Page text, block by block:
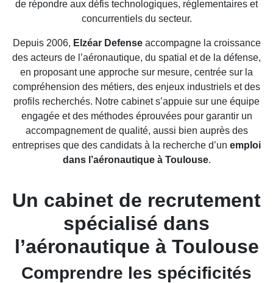
de répondre aux défis technologiques, réglementaires et
concurrentiels du secteur.
Depuis 2006, Elzéar Defenseaccompagne la croissance
des acteurs de l’aéronautique, du spatial et de la défense,
en proposant une approche sur mesure, centrée sur la
compréhension des métiers, des enjeux industriels et des
profils recherchés. Notre cabinet s’appuie sur une équipe
engagée et des méthodes éprouvées pour garantir un
accompagnement de qualité, aussi bien auprès des
entreprises que des candidats à la recherche d’un emploi
dans l’aéronautique à Toulouse.
Un cabinet de recrutement
spécialisé dans
l’aéronautique à Toulouse
Comprendre les spécificités